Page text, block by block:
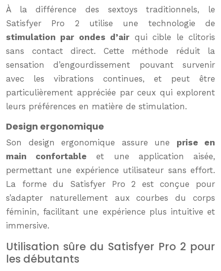
À la différence des sextoys traditionnels, le
Satisfyer Pro 2 utilise une technologie de
stimulation par ondes d’air qui cible le clitoris
sans contact direct. Cette méthode réduit la
sensation d’engourdissement pouvant survenir
avec les vibrations continues, et peut être
particulièrement appréciée par ceux qui explorent
leurs préférences en matière de stimulation.
Design ergonomique
Son design ergonomique assure une prise en
main confortable et une application aisée,
permettant une expérience utilisateur sans effort.
La forme du Satisfyer Pro 2 est conçue pour
s’adapter naturellement aux courbes du corps
féminin, facilitant une expérience plus intuitive et
immersive.
Utilisation sûre du Satisfyer Pro 2 pour
les débutants